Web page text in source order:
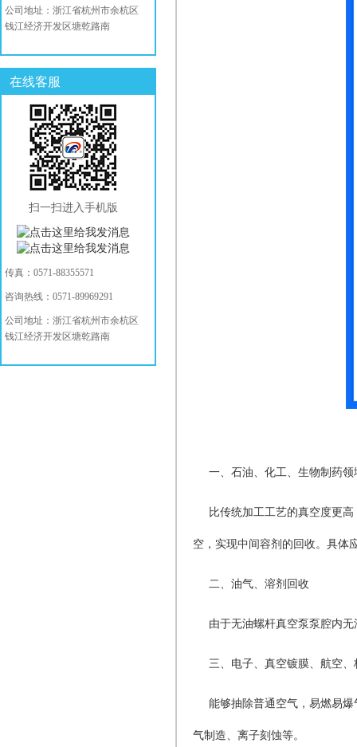
公司地址：浙江省杭州市余杭区
钱江经济开发区塘乾路南
在线客服
扫一扫进入手机版
传真：0571-88355571
咨询热线：0571-89969291
公司地址：浙江省杭州市余杭区
钱江经济开发区塘乾路南
一、石油、化工、生物制药领
比传统加工工艺的真空度更
空，实现中间容剂的回收。具体
二、油气、溶剂回收
由于无油螺杆真空泵泵腔内
三、电子、真空镀膜、航空
能够抽除普通空气，易燃易
气制造、离子刻蚀等。